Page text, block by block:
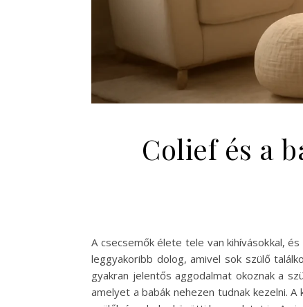
Colief és a
A csecsemők élete tele van kihívásokkal,
leggyakoribb dolog, amivel sok szülő
gyakran jelentős aggodalmat okoznak a
amelyet a babák nehezen tudnak kezelni.